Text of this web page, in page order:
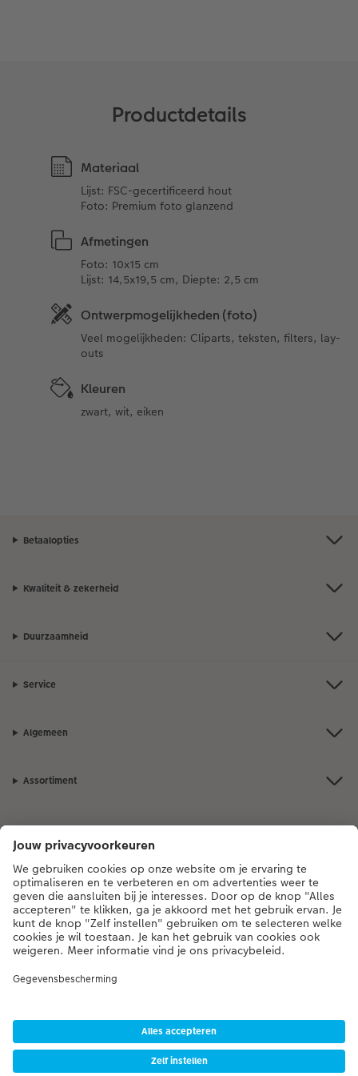
Productdetails
Materiaal
Lijst: FSC-gecertificeerd hout
Foto: Premium foto glanzend
Afmetingen
Foto: 10x15 cm
Lijst: 14,5x19,5 cm, Diepte: 2,5 cm
Ontwerpmogelijkheden (foto)
Veel mogelijkheden: Cliparts, teksten, filters, lay-
outs
Kleuren
zwart, wit, eiken
Betaalopties
Kwaliteit & zekerheid
Duurzaamheid
Service
Algemeen
Assortiment
Als je een vraag hebt over een product of bestelling, bel ons dan gerust:
0341-255 472[ma - vr 9:00 tot 20:00 u | za 9:00 tot 17:00 u | zo 12:00 tot
16:00 u]
verwerkings- en verzendkosten.
|Algemene voorwaarden|Privacy|Imprint|Toegankelijkheid